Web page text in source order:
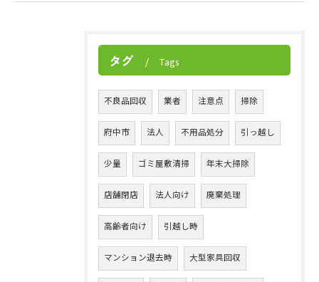
タグ Tags
不良品回収 業者 注意点 掃除
府中市 法人 不用品処分 引っ越し
少量 ゴミ屋敷清掃 年末大掃除
店舗閉店 法人向け 廃棄処理
高齢者向け 引越し時
マンション退去時 大型家具回収